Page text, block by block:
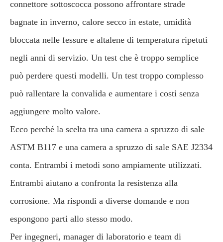
connettore sottoscocca possono affrontare strade
bagnate in inverno, calore secco in estate, umidità
bloccata nelle fessure e altalene di temperatura ripetuti
negli anni di servizio. Un test che è troppo semplice
può perdere questi modelli. Un test troppo complesso
può rallentare la convalida e aumentare i costi senza
aggiungere molto valore.
Ecco perché la scelta tra una camera a spruzzo di sale
ASTM B117 e una camera a spruzzo di sale SAE J2334
conta. Entrambi i metodi sono ampiamente utilizzati.
Entrambi aiutano a confronta la resistenza alla
corrosione. Ma rispondi a diverse domande e non
espongono parti allo stesso modo.
Per ingegneri, manager di laboratorio e team di